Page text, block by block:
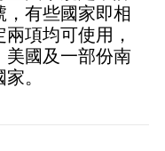
有些國家即相
項均可使用，
美國及一部份南
。